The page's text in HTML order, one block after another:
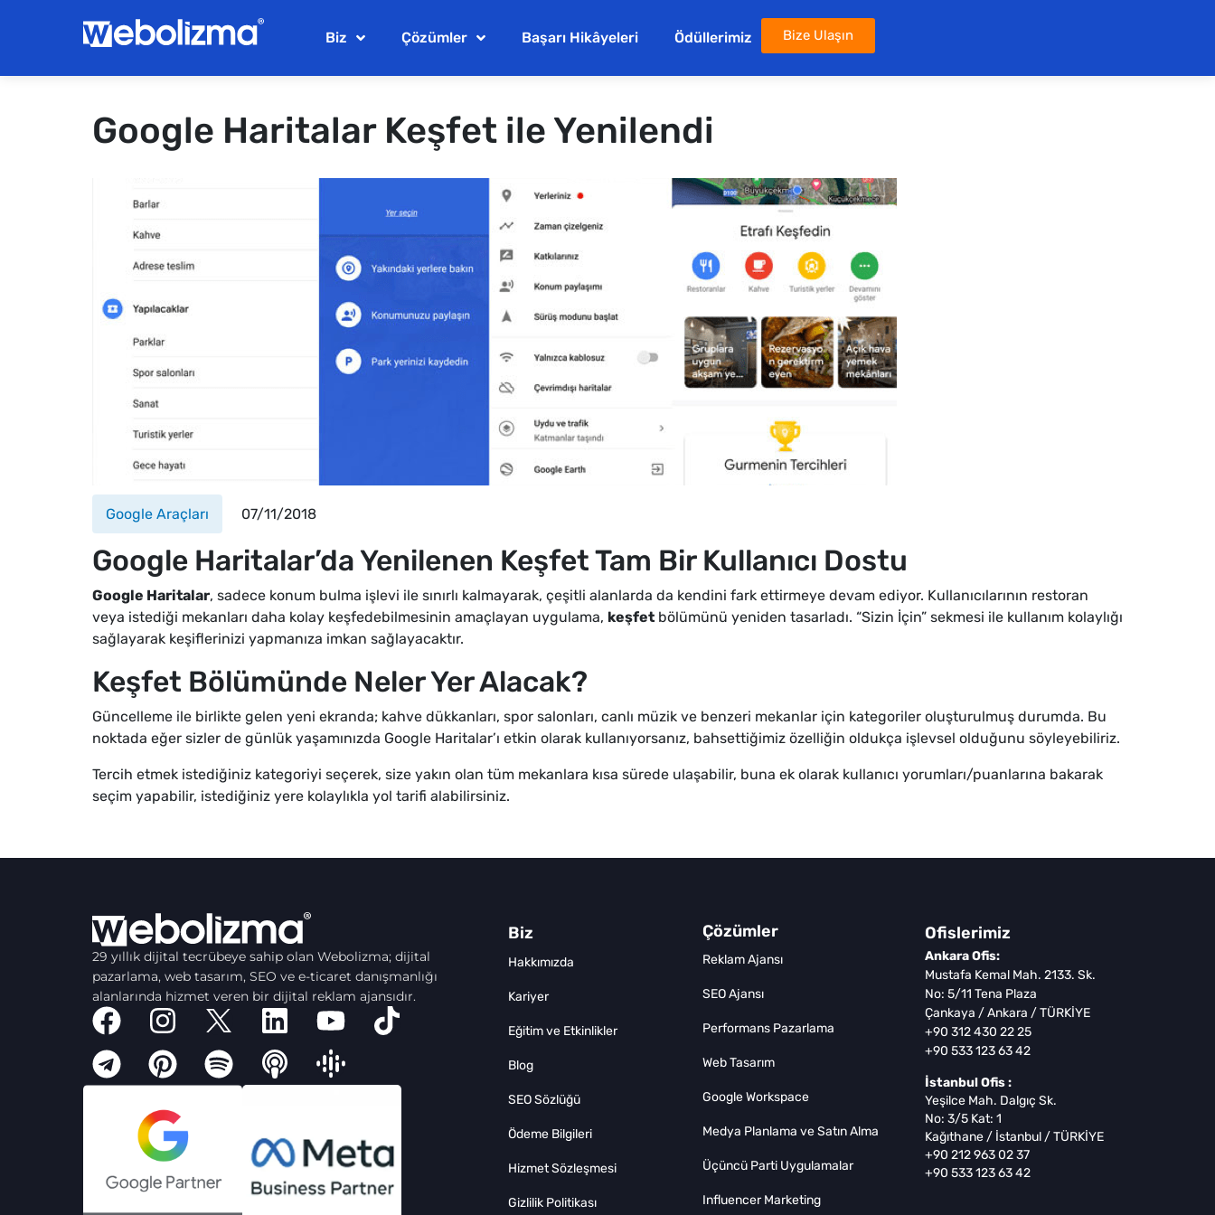
Biz Çözümler Başarı Hikâyeleri Ödüllerimiz Bize Ulaşın
Google Haritalar Keşfet ile Yenilendi
Google Araçları 07/11/2018
Google Haritalar’da Yenilenen Keşfet Tam Bir Kullanıcı Dostu
Google Haritalar, sadece konum bulma işlevi ile sınırlı kalmayarak, çeşitli alanlarda da kendini fark ettirmeye devam ediyor. Kullanıcılarının restoran
veya istediği mekanları daha kolay keşfedebilmesinin amaçlayan uygulama, keşfet bölümünü yeniden tasarladı. “Sizin İçin” sekmesi ile kullanım kolaylığı
sağlayarak keşiflerinizi yapmanıza imkan sağlayacaktır.
Keşfet Bölümünde Neler Yer Alacak?
Güncelleme ile birlikte gelen yeni ekranda; kahve dükkanları, spor salonları, canlı müzik ve benzeri mekanlar için kategoriler oluşturulmuş durumda. Bu
noktada eğer sizler de günlük yaşamınızda Google Haritalar’ı etkin olarak kullanıyorsanız, bahsettiğimiz özelliğin oldukça işlevsel olduğunu söyleyebiliriz.
Tercih etmek istediğiniz kategoriyi seçerek, size yakın olan tüm mekanlara kısa sürede ulaşabilir, buna ek olarak kullanıcı yorumları/puanlarına bakarak
seçim yapabilir, istediğiniz yere kolaylıkla yol tarifi alabilirsiniz.
29 yıllık dijital tecrübeye sahip olan Webolizma; dijital
pazarlama, web tasarım, SEO ve e-ticaret danışmanlığı
alanlarında hizmet veren bir dijital reklam ajansıdır.
Biz
Hakkımızda
Kariyer
Eğitim ve Etkinlikler
Blog
SEO Sözlüğü
Ödeme Bilgileri
Hizmet Sözleşmesi
Gizlilik Politikası
Çözümler
Reklam Ajansı
SEO Ajansı
Performans Pazarlama
Web Tasarım
Google Workspace
Medya Planlama ve Satın Alma
Üçüncü Parti Uygulamalar
Influencer Marketing
Ofislerimiz
Ankara Ofis:
Mustafa Kemal Mah. 2133. Sk.
No: 5/11 Tena Plaza
Çankaya / Ankara / TÜRKİYE
+90 312 430 22 25
+90 533 123 63 42
İstanbul Ofis :
Yeşilce Mah. Dalgıç Sk.
No: 3/5 Kat: 1
Kağıthane / İstanbul / TÜRKİYE
+90 212 963 02 37
+90 533 123 63 42